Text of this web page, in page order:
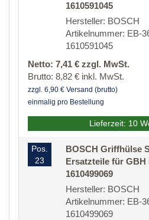
1610591045
Hersteller: BOSCH
Artikelnummer: EB-
1610591045
Netto: 7,41 € zzgl. MwSt.
Brutto: 8,82 € inkl. MwSt.
zzgl. 6,90 € Versand (brutto)
einmalig pro Bestellung
Lieferzeit: 10
Pos.
23
BOSCH Griffhülse
Ersatzteile für GBH
1610499069
Hersteller: BOSCH
Artikelnummer: EB-
1610499069